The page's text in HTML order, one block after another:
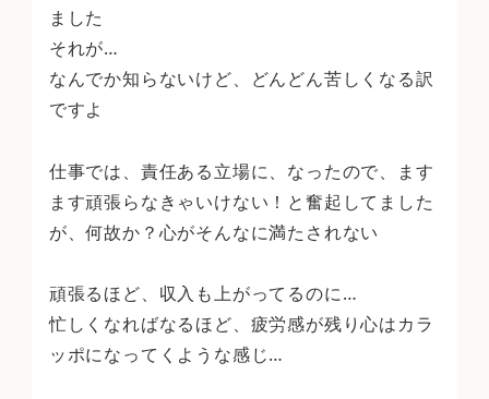
ました
それが…
なんでか知らないけど、どんどん苦しくなる訳
ですよ
仕事では、責任ある立場に、なったので、ます
ます頑張らなきゃいけない！と奮起してました
が、何故か？心がそんなに満たされない
頑張るほど、収入も上がってるのに…
忙しくなればなるほど、疲労感が残り心はカラ
ッポになってくような感じ…